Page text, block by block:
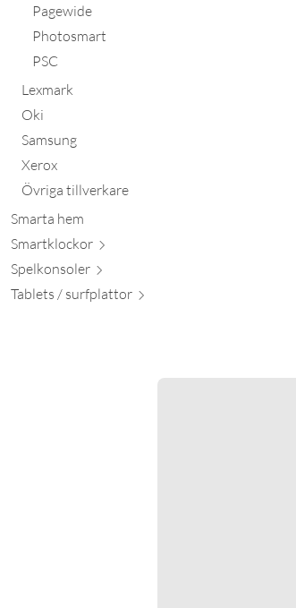
Pagewide
Photosmart
PSC
Lexmark
Oki
Samsung
Xerox
Övriga tillverkare
Smarta hem
Smartklockor
Spelkonsoler
Tablets / surfplattor